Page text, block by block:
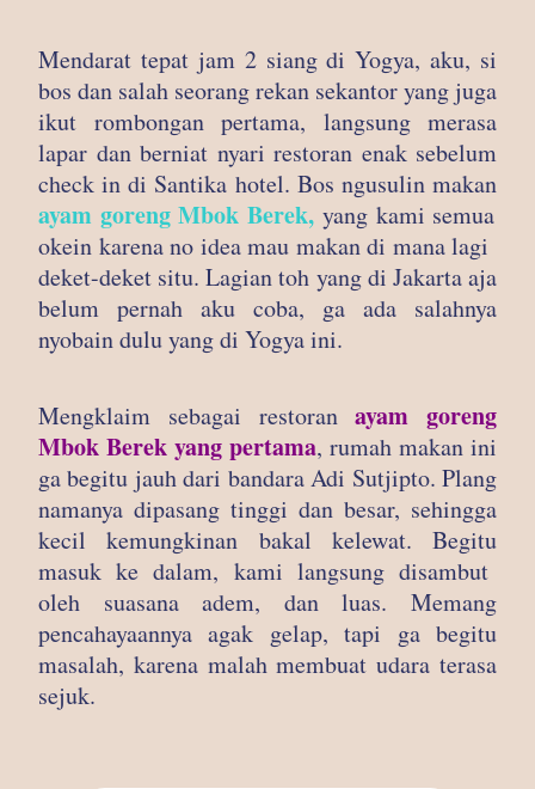
Mendarat tepat jam 2 siang di Yogya, aku, si
bos dan salah seorang rekan sekantor yang juga
ikut rombongan pertama, langsung merasa
lapar dan berniat nyari restoran enak sebelum
check in di Santika hotel. Bos ngusulin makan
ayam goreng Mbok Berek, yang kami semua
okein karena no idea mau makan di mana lagi
deket-deket situ. Lagian toh yang di Jakarta aja
belum pernah aku coba, ga ada salahnya
nyobain dulu yang di Yogya ini.
Mengklaim sebagai restoranayam goreng
Mbok Berek yang pertama, rumah makan ini
ga begitu jauh dari bandara Adi Sutjipto. Plang
namanya dipasang tinggi dan besar, sehingga
kecil kemungkinan bakal kelewat. Begitu
masuk ke dalam, kami langsung disambut
oleh suasana adem, dan luas. Memang
pencahayaannya agak gelap, tapi ga begitu
masalah, karena malah membuat udara terasa
sejuk.